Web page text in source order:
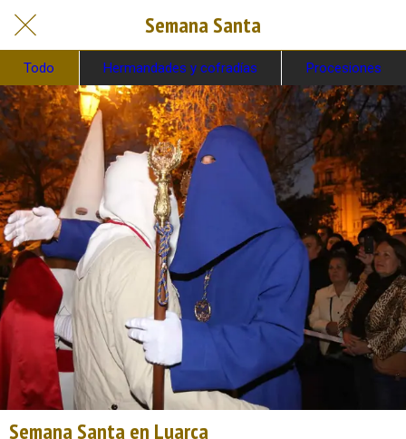
Semana Santa
Todo Hermandades y cofradías Procesiones
Semana Santa en Luarca